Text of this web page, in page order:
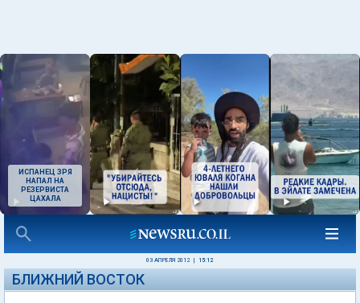
ИСПАНЕЦ ЗРЯ
НАПАЛ НА
РЕЗЕРВИСТА
ЦАХАЛА
03 АПРЕЛЯ 2012 15:12
БЛИЖНИЙ ВОСТОК